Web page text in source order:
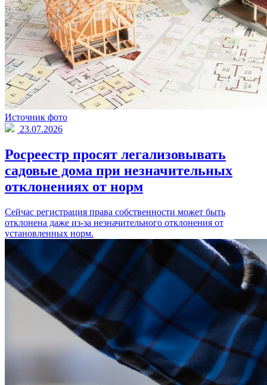
Источник фото
23.07.2026
Росреестр просят легализовывать
садовые дома при незначительных
отклонениях от норм
Сейчас регистрация права собственности может быть
отклонена даже из-за незначительного отклонения от
установленных норм.